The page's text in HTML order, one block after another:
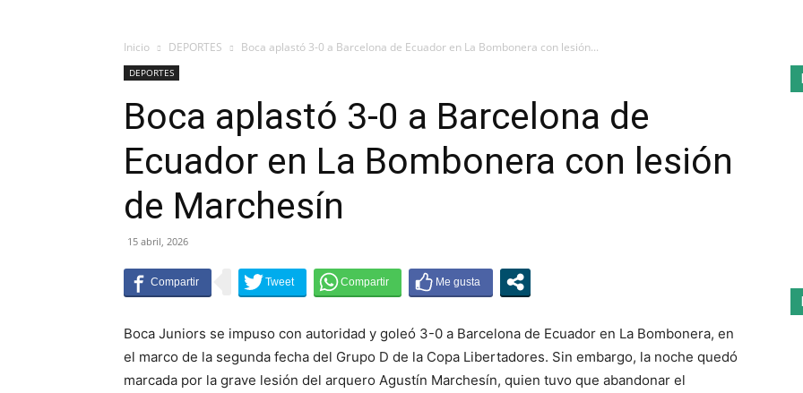
Inicio DEPORTES Boca aplastó 3-0 a Barcelona de Ecuador en La Bombonera con lesión...
DEPORTES
Boca aplastó 3-0 a Barcelona de
Ecuador en La Bombonera con lesión
de Marchesín
15 abril, 2026
Boca Juniors se impuso con autoridad y goleó 3-0 a Barcelona de Ecuador en La Bombonera, en
el marco de la segunda fecha del Grupo D de la Copa Libertadores. Sin embargo, la noche quedó
marcada por la grave lesión del arquero Agustín Marchesín, quien tuvo que abandonar el